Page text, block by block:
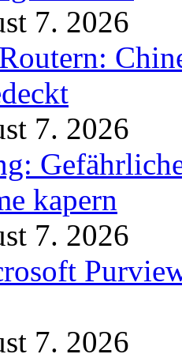
7. 2026
7. 2026
kapern
7. 2026
7. 2026